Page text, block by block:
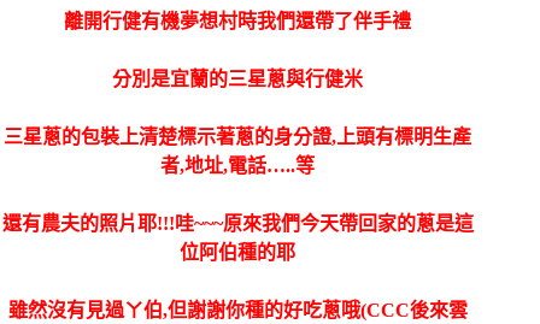
離開行健有機夢想村時我們還帶了伴手禮
分別是宜蘭的三星蔥與行健米
三星蔥的包裝上清楚標示著蔥的身分證,上頭有標明生產
者,地址,電話…..等
還有農夫的照片耶!!!哇~~~原來我們今天帶回家的蔥是這
位阿伯種的耶
雖然沒有見過ㄚ伯,但謝謝你種的好吃蔥哦(CCC後來雲